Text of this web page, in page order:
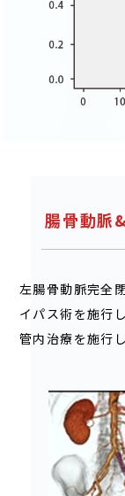
腸骨動脈
左腸骨動脈完全
イパス術を施行
管内治療を施行